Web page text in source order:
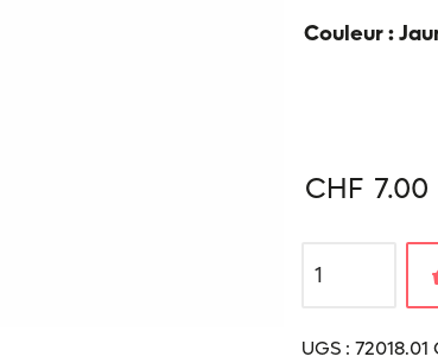
Couleur:
CHF 7.00
de
UGS : 72018.01